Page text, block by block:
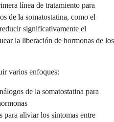
línea de tratamiento para
de la somatostatina, como el
significativamente el
la liberación de hormonas de los
varios enfoques:
de la somatostatina para
para aliviar los síntomas entre